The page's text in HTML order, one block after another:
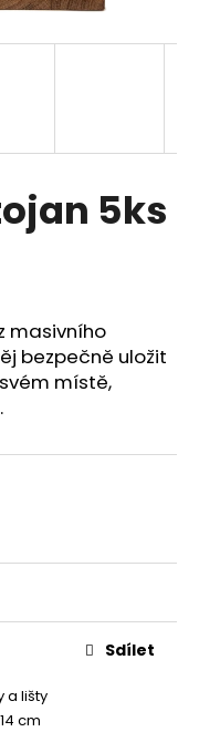
5ks
masivního
bezpečně uložit
místě,
a lišty
cm
Sdílet